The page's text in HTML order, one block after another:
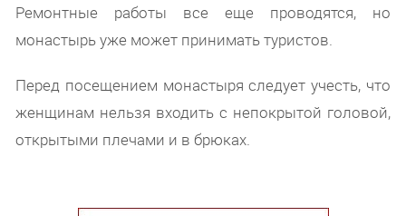
Ремонтные работы все еще проводятся, но
монастырь уже может принимать туристов.
Перед посещением монастыря следует учесть, что
женщинам нельзя входить с непокрытой головой,
открытыми плечами и в брюках.